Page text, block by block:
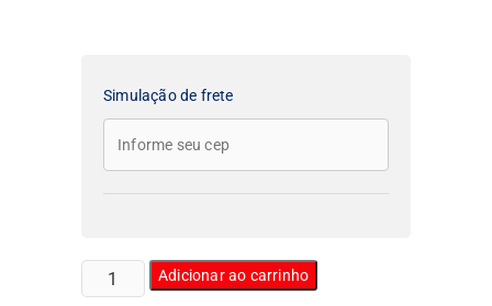
Simulação de frete
Camiseta
Infantil
Adicionar ao carrinho